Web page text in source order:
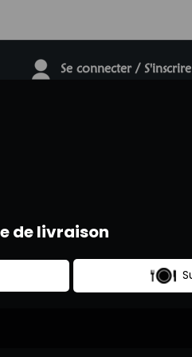
Se connecter / S'inscrire